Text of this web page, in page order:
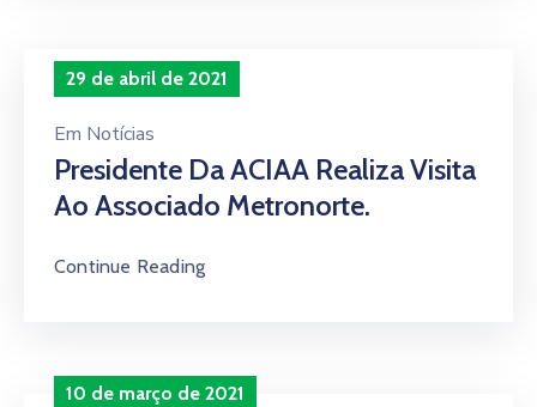
29 de abril de 2021
Em Notícias
Presidente Da ACIAA Realiza Visita
Ao Associado Metronorte.
Continue Reading
10 de março de 2021